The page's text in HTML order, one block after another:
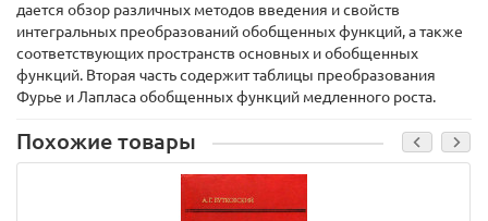
дается обзор различных методов введения и свойств
интегральных преобразований обобщенных функций, а также
соответствующих пространств основных и обобщенных
функций. Вторая часть содержит таблицы преобразования
Фурье и Лапласа обобщенных функций медленного роста.
Похожие товары